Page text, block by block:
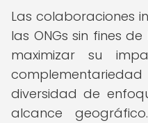
Las colaboraciones
las ONGs sin fines
maximizar su
diversidad de
alcance